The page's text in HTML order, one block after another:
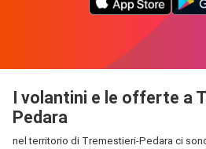
I volantini e le offerte a
Pedara
nel territorio di Tremestieri-Pedara ci